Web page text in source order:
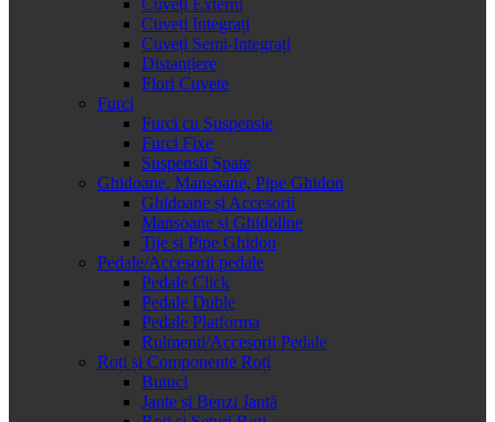
Cuveți Integrați
Cuveți Semi-Integrați
Distanțiere
Flori Cuvete
Furci
Furci cu Suspensie
Furci Fixe
Suspensii Spate
Ghidoane, Mansoane, Pipe Ghidon
Ghidoane și Accesorii
Mansoane și Ghidoline
Tije și Pipe Ghidon
Pedale/Accesorii pedale
Pedale Click
Pedale Duble
Pedale Platforma
Rulmenti/Accesorii Pedale
Roți și Componente Roți
Butuci
Jante și Benzi Jantă